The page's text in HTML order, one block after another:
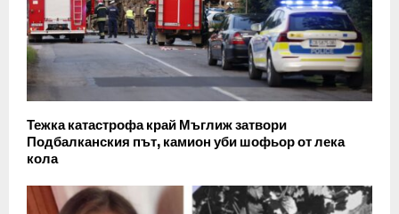
Тежка катастрофа край Мъглиж затвори
Подбалканския път, камион уби шофьор от лека
кола